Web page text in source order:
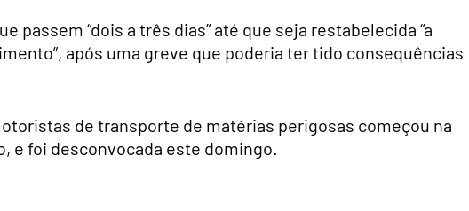
passem “dois a três dias” até que seja restabelecida “a
após uma greve que poderia ter tido consequências
de transporte de matérias perigosas começou na
e foi desconvocada este domingo.